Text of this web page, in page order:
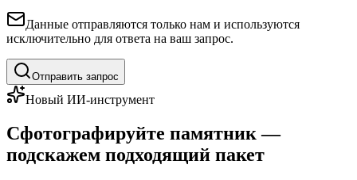
Данные отправляются только нам и используются
исключительно для ответа на ваш запрос.
Отправить запрос
Новый ИИ-инструмент
Сфотографируйте памятник —
подскажем подходящий пакет